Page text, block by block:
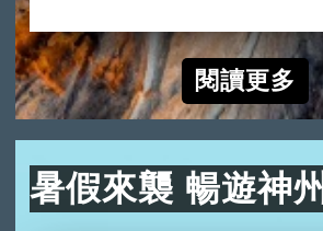
閱讀更多
暑假來襲 暢遊神州